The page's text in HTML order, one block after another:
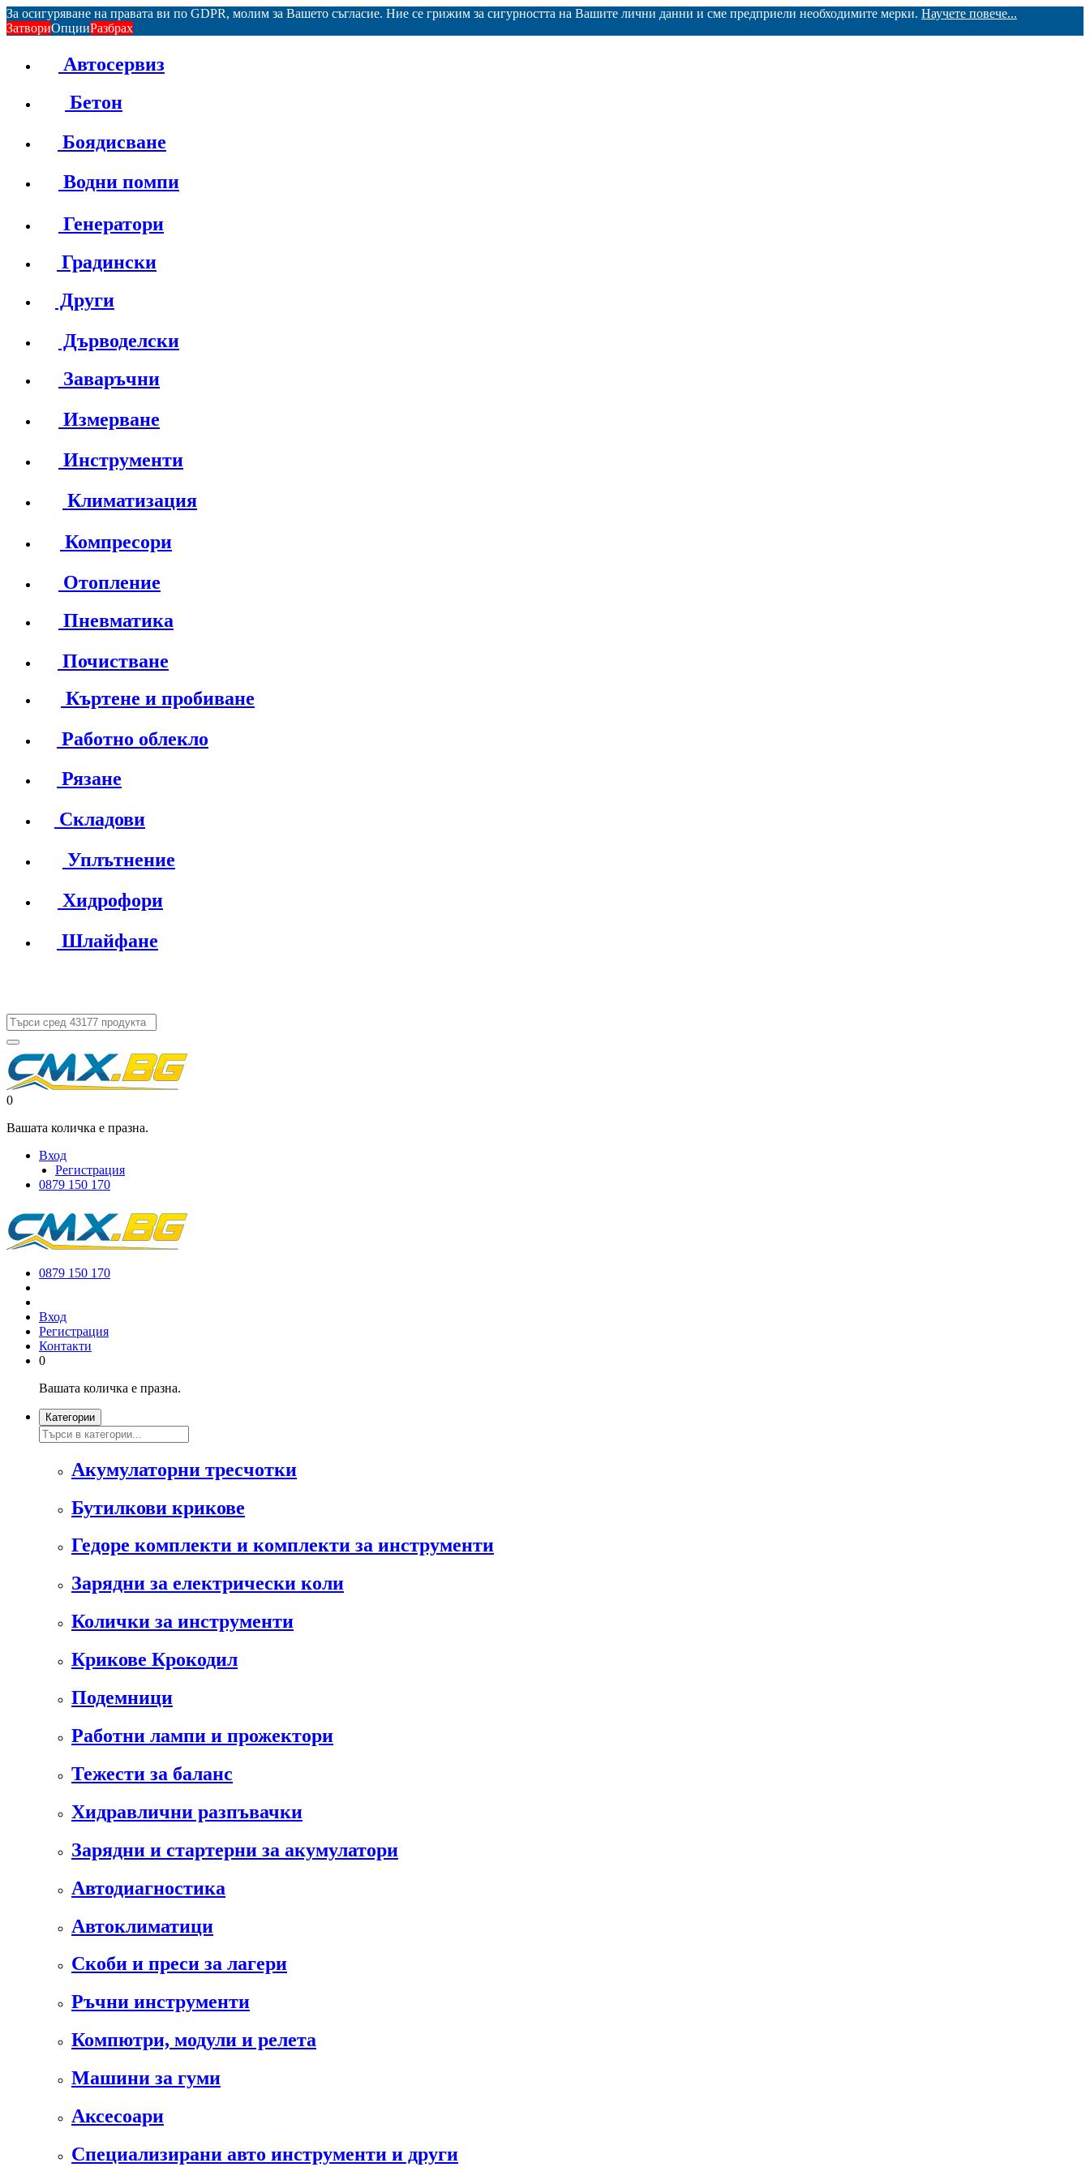
За осигуряване на правата ви по GDPR, молим за Вашето съгласие. Ние се грижим за сигурността на Вашите лични данни и сме предприели необходимите мерки. Научете повече...
ЗатвориОпцииРазбрах
Автосервиз
Бетон
Боядисване
Водни помпи
Генератори
Градински
Други
Дърводелски
Заваръчни
Измерване
Инструменти
Климатизация
Компресори
Отопление
Пневматика
Почистване
Къртене и пробиване
Работно облекло
Рязане
Складови
Уплътнение
Хидрофори
Шлайфане
0
Вашата количка е празна.
Вход
Регистрация
0879 150 170
0879 150 170
Вход
Регистрация
Контакти
0
Вашата количка е празна.
Категории
Акумулаторни тресчотки
Бутилкови крикове
Гедоре комплекти и комплекти за инструменти
Зарядни за електрически коли
Колички за инструменти
Крикове Крокодил
Подемници
Работни лампи и прожектори
Тежести за баланс
Хидравлични разпъвачки
Зарядни и стартерни за акумулатори
Автодиагностика
Автоклиматици
Скоби и преси за лагери
Ръчни инструменти
Компютри, модули и релета
Машини за гуми
Аксесоари
Специализирани авто инструменти и други